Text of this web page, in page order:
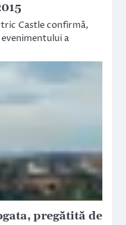
Castle confirmă,
a
pregătită de